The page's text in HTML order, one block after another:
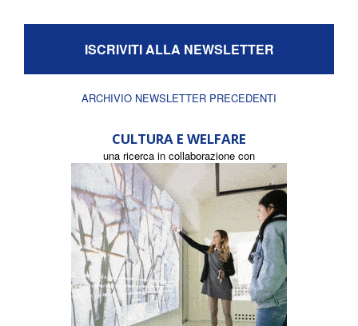
ISCRIVITI ALLA NEWSLETTER
ARCHIVIO NEWSLETTER PRECEDENTI
CULTURA E WELFARE
una ricerca in collaborazione con